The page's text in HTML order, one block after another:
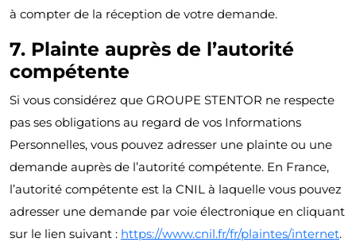
à compter de la réception de votre demande.
7. Plainte auprès de l’autorité
compétente
Si vous considérez que GROUPE STENTOR ne respecte
pas ses obligations au regard de vos Informations
Personnelles, vous pouvez adresser une plainte ou une
demande auprès de l’autorité compétente. En France,
l’autorité compétente est la CNIL à laquelle vous pouvez
adresser une demande par voie électronique en cliquant
sur le lien suivant : https://www.cnil.fr/fr/plaintes/internet.